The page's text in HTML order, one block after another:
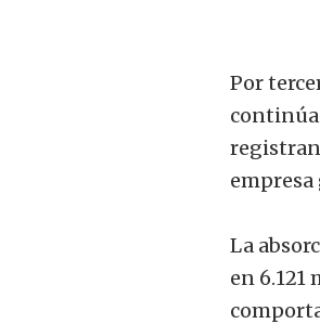
Por
continúa
La
en 6.121